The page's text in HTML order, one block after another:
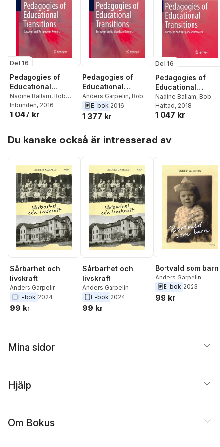
Del 16
Pedagogies of
Educational
Transitions
Nadine Ballam, Bob
Perry,Anders Garpelin
Inbunden, 2016
1 047 kr
Pedagogies of
Educational
Transitions
Anders Garpelin, Bob
Perry,Nadine Ballam
E-bok 2016
1 377 kr
Del 16
Pedagogies of
Educational
Transitions
Nadine Ballam, Bob
Perry,Anders Garpelin
Häftad, 2018
1 047 kr
Du kanske också är intresserad av
Sårbarhet och
livskraft
Anders Garpelin
E-bok 2024
99 kr
Sårbarhet och
livskraft
Anders Garpelin
E-bok 2024
99 kr
Bortvald som barn
Anders Garpelin
E-bok 2023
99 kr
Mina sidor
Hjälp
Om Bokus